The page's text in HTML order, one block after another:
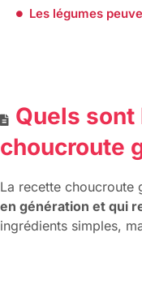
Les légumes
Quels
choucroute
La recette choucroute
en génération et qui
ingrédients simples,